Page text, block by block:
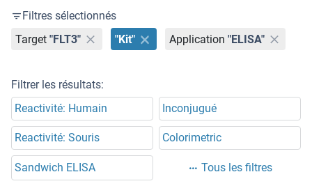
Filtres sélectionnés
Target "FLT3" "Kit" Application "ELISA"
Filtrer les résultats:
Reactivité: Humain
Inconjugué
Reactivité: Souris Colorimetric
Sandwich ELISA Tous les filtres